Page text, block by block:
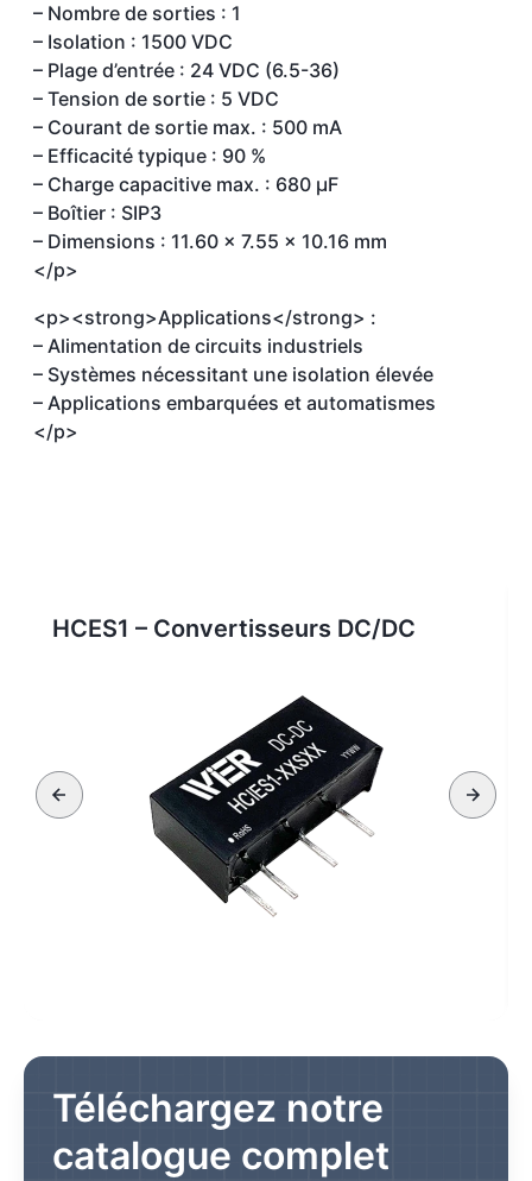
– Nombre de sorties : 1
– Isolation : 1500 VDC
– Plage d’entrée : 24 VDC (6.5-36)
– Tension de sortie : 5 VDC
– Courant de sortie max. : 500 mA
– Efficacité typique : 90 %
– Charge capacitive max. : 680 µF
– Boîtier : SIP3
– Dimensions : 11.60 x 7.55 x 10.16 mm
</p>
<p><strong>Applications</strong> :
– Alimentation de circuits industriels
– Systèmes nécessitant une isolation élevée
– Applications embarquées et automatismes
</p>
HCES1 – Convertisseurs DC/DC
Téléchargez notre
catalogue complet